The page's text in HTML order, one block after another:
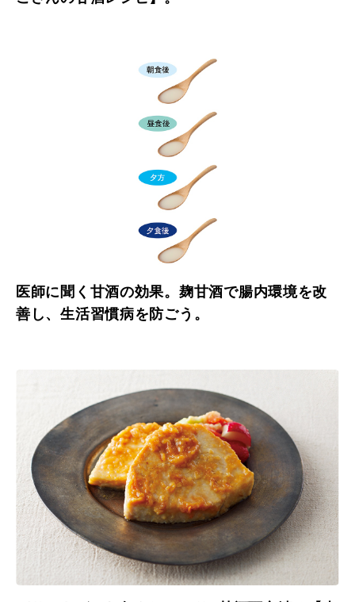
医師に聞く甘酒の効果。麹甘酒で腸内環境を改
善し、生活習慣病を防ごう。